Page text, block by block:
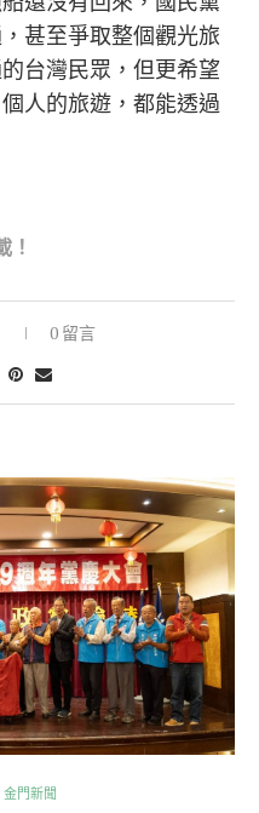
甚至爭取整個觀光旅
台灣民眾，但更希望
人的旅遊，都能透過
！
0 留言
金門新聞